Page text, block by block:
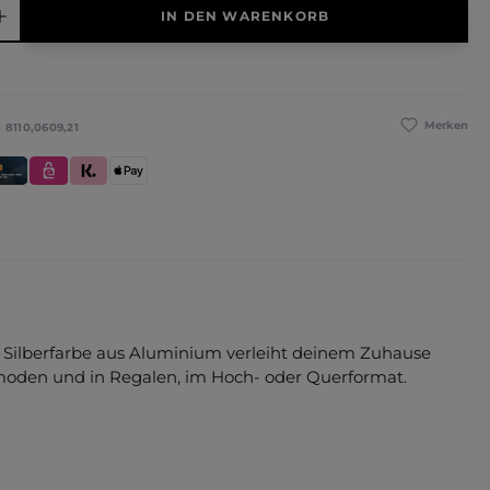
IN DEN WARENKORB
Merken
8110,0609,21
und Debitkarte
eps Klarna (Rechnung / Ratenkauf / Sofort)
Apple Pay
aus Aluminium verleiht deinem Zuhause
und in Regalen, im Hoch- oder Querformat.